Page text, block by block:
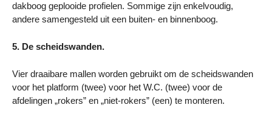
dakboog geplooide profielen. Sommige zijn enkelvoudig,
andere samengesteld uit een buiten- en binnenboog.
5. De scheidswanden.
Vier draaibare mallen worden gebruikt om de scheidswanden
voor het platform (twee) voor het W.C. (twee) voor de
afdelingen „rokers” en „niet-rokers” (een) te monteren.